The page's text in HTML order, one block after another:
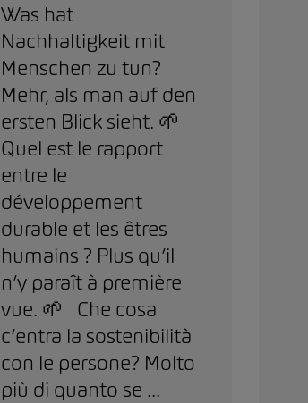
Was hat
Nachhaltigkeit mit
Menschen zu tun?
Mehr, als man auf den
ersten Blick sieht. 🌱
Quel est le rapport
entre le
développement
durable et les êtres
humains ? Plus qu’il
n’y paraît à première
vue. 🌱 Che cosa
c’entra la sostenibilità
con le persone? Molto
più di quanto se ...